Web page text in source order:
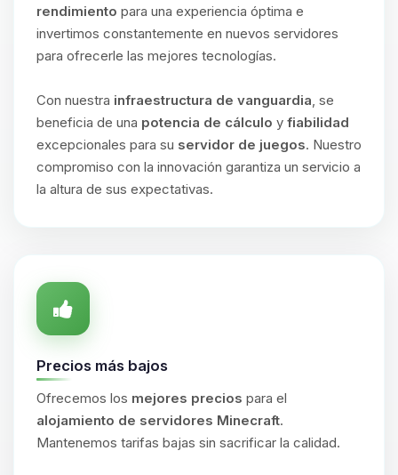
rendimiento para una experiencia óptima e
invertimos constantemente en nuevos servidores
para ofrecerle las mejores tecnologías.
Con nuestra infraestructura de vanguardia, se
beneficia de una potencia de cálculo y fiabilidad
excepcionales para su servidor de juegos. Nuestro
compromiso con la innovación garantiza un servicio a
la altura de sus expectativas.
Precios más bajos
Ofrecemos los mejores precios para el
alojamiento de servidores Minecraft.
Mantenemos tarifas bajas sin sacrificar la calidad.